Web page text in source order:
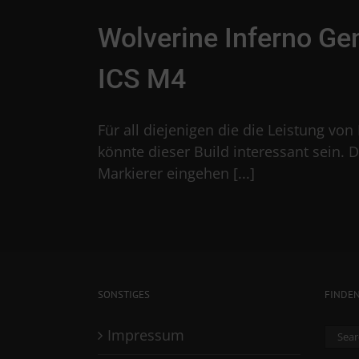
Wolverine Inferno
ICS M4
Für all diejenigen die die Leistung
könnte dieser Build interessant sein.
Markierer eingehen [...]
SONSTIGES
Impressum
FINDEN